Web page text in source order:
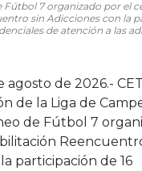
Fútbol 7 organizado por el
sin Adicciones con la
de atención a las
de 2026.-
de la Liga de
de Fútbol 7
participación de 16